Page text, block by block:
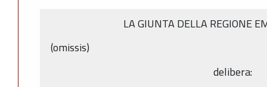
LA GIUNTA DELLA REGIONE
(omissis)
delibera: